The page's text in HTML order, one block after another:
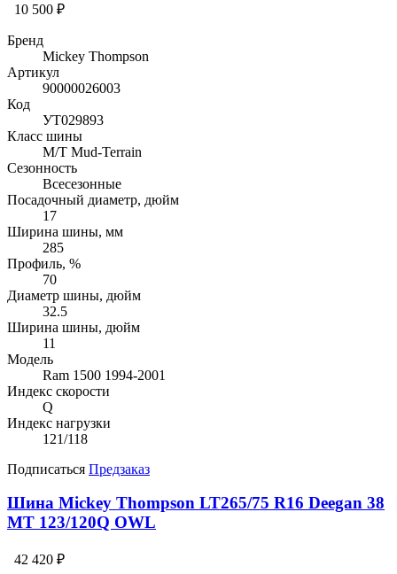
10 500 ₽
Бренд
Mickey Thompson
Артикул
90000026003
Код
УТ029893
Класс шины
M/T Mud-Terrain
Сезонность
Всесезонные
Посадочный диаметр, дюйм
17
Ширина шины, мм
285
Профиль, %
70
Диаметр шины, дюйм
32.5
Ширина шины, дюйм
11
Модель
Ram 1500 1994-2001
Индекс скорости
Q
Индекс нагрузки
121/118
Подписаться Предзаказ
Шина Mickey Thompson LT265/75 R16 Deegan 38
MT 123/120Q OWL
42 420 ₽